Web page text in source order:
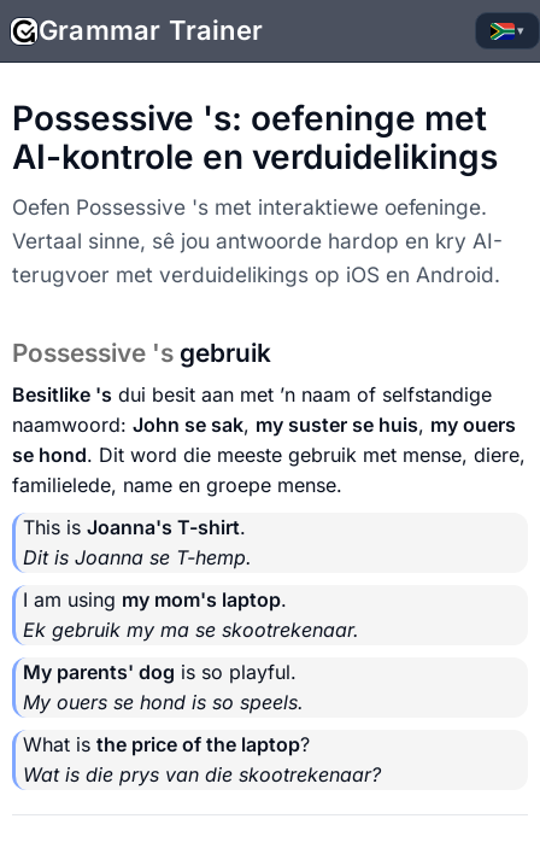
Grammar Trainer ▾
Possessive 's: oefeninge met
AI-kontrole en verduidelikings
Oefen Possessive 's met interaktiewe oefeninge.
Vertaal sinne, sê jou antwoorde hardop en kry AI-
terugvoer met verduidelikings op iOS en Android.
Possessive 's gebruik
Besitlike 's dui besit aan met ’n naam of selfstandige
naamwoord: John se sak, my suster se huis, my ouers
se hond. Dit word die meeste gebruik met mense, diere,
familielede, name en groepe mense.
This is Joanna's T-shirt.
Dit is Joanna se T-hemp.
I am using my mom's laptop.
Ek gebruik my ma se skootrekenaar.
My parents' dog is so playful.
My ouers se hond is so speels.
What is the price of the laptop?
Wat is die prys van die skootrekenaar?